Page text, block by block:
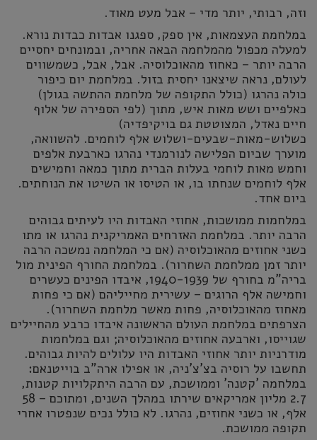
וזה, רבותי, יותר מדי – אבל מעט מאוד.
במלחמת העצמאות, אין ספק, ספגנו אבדות כבדות נורא.
למעלה מכפול מהמלחמה הבאה אחריה, ובמונחים יחסיים
הרבה יותר – כאחוז מהאוכלוסיה. אבל, אבל, כשמשווים
לעולם, נראה שיצאנו יחסית בזול. במלחמת יום כיפור
כולה נהרגו (כולל התקופה של מלחמת ההתשה בגולן)
כאלפיים ושש מאות איש, מתוך (לפי הספירה של אלוף
חיים נאדל, המצוטטת גם בויקיפדיה)
כשלוש-מאות-שבעים-ושלוש אלף לוחמים. להשוואה,
מוערך שביום הפלישה לנורמנדי נהרגו כארבעת אלפים
וחמש מאות לוחמי בעלות הברית מתוך כמאה וחמישים
אלף לוחמים שנחתו בו, או הטיסו או השיטו את הנוחתים.
ביום אחד.
במלחמות ממושכות, אחוזי האבדות היו לעיתים גבוהים
הרבה יותר. במלחמת האזרחים האמריקנית נהרגו או מתו
כשני אחוזים מהאוכלוסיה (אם כי המלחמה נמשכה הרבה
יותר זמן ממלחמת השחרור). במלחמת החורף הפינית מול
בריה"מ בחורף של 1940-1939, איבדו הפינים כעשרים
וחמישה אלף הרוגים – עשירית מחייליהם (אם כי פחות
מאחוז מהאוכלוסיה, פחות מאשר מלחמת השחרור).
הצרפתים במלחמת העולם הראשונה איבדו כרבע מהחיילים
שגוייסו, וארבעה אחוזים מהאוכלוסיה; וגם במלחמות
מודרניות יותר אחוזי האבדות היו עלולים להיות גבוהים.
תחשבו על רוסיה בצ'צ'ניה, או אפילו ארה"ב בוייטנאם:
במלחמה 'קטנה' וממושכת, עם הרבה היתקלויות קטנות,
2.7 מליון אמריקאים שירתו במהלך השנים, ומתוכם – 58
אלף, או כשני אחוזים, נהרגו. לא כולל נכים שנפטרו אחרי
תקופה ממושכת.